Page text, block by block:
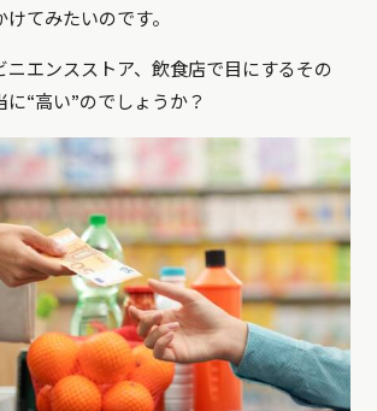
てみたいのです。
ニエンスストア、飲食店で目にするその
に“高い”のでしょうか？